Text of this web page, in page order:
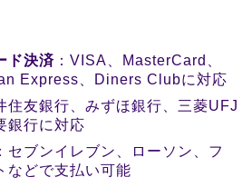
ド決済 ：VISA、MasterCard、
Express、Diners Clubに対応
住友銀行、みずほ銀行、三菱UFJ
銀行に対応
：セブンイレブン、ローソン、フ
などで支払い可能